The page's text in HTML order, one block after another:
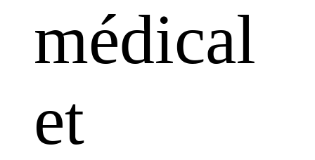
médical
et